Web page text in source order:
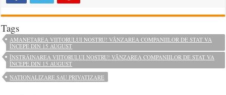
Tags
AMANETAREA VIITORULUI NOSTRU! VÂNZAREA COMPANIILOR DE STAT VA
ÎNCEPE DIN 15 AUGUST
ÎNSTRĂINAREA VIITORULUI NOSTRU! VÂNZAREA COMPANIILOR DE STAT VA
ÎNCEPE DIN 15 AUGUST
NATIONALIZARE SAU PRIVATIZARE